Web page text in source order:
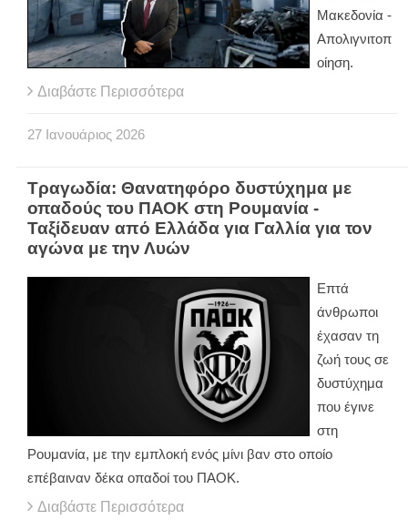
Μακεδονία -
Απολιγνιτοπ
οίηση.
Διαβάστε Περισσότερα
27 Ιανουάριος 2026
Τραγωδία: Θανατηφόρο δυστύχημα με
οπαδούς του ΠΑΟΚ στη Ρουμανία -
Ταξίδευαν από Ελλάδα για Γαλλία για τον
αγώνα με την Λυών
Επτά
άνθρωποι
έχασαν τη
ζωή τους σε
δυστύχημα
που έγινε
στη
Ρουμανία, με την εμπλοκή ενός μίνι βαν στο οποίο
επέβαιναν δέκα οπαδοί του ΠΑΟΚ.
Διαβάστε Περισσότερα